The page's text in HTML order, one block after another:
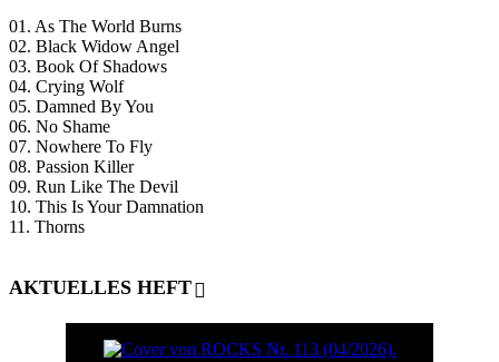
01. As The World Burns
02. Black Widow Angel
03. Book Of Shadows
04. Crying Wolf
05. Damned By You
06. No Shame
07. Nowhere To Fly
08. Passion Killer
09. Run Like The Devil
10. This Is Your Damnation
11. Thorns
AKTUELLES HEFT